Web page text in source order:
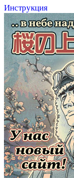
Инструкция